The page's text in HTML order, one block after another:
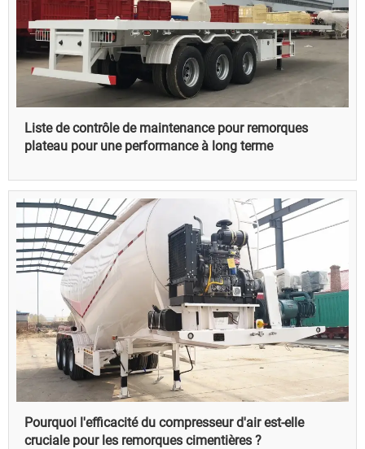
Liste de contrôle de maintenance pour remorques
plateau pour une performance à long terme
Pourquoi l'efficacité du compresseur d'air est-elle
cruciale pour les remorques cimentières ?